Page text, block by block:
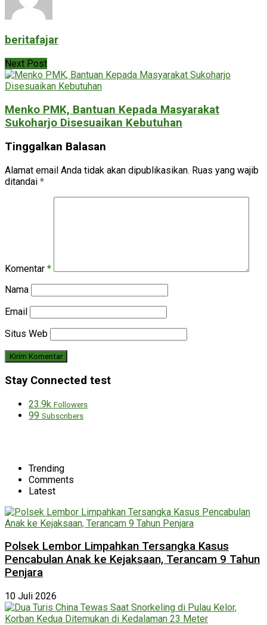
beritafajar
Next Post
Menko PMK, Bantuan Kepada Masyarakat
Sukoharjo Disesuaikan Kebutuhan
Tinggalkan Balasan
Alamat email Anda tidak akan dipublikasikan. Ruas yang wajib
ditandai *
Komentar *
Nama
Email
Situs Web
Stay Connected test
23.9k Followers
99 Subscribers
Trending
Comments
Latest
Polsek Lembor Limpahkan Tersangka Kasus
Pencabulan Anak ke Kejaksaan, Terancam 9 Tahun
Penjara
10 Juli 2026